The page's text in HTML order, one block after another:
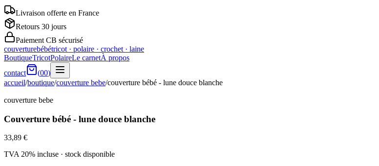
Livraison offerte en France
Retours 30 jours
Paiement CB sécurisé
couverturebébétricot · polaire · crochet · laine
BoutiqueTricotPolaireLe carnetÀ propos
contact
(00)
accueil/boutique/couverture bebe/couverture bébé - lune douce blanche
couverture bebe
Couverture bébé - lune douce blanche
33,89 €
TVA 20% incluse · stock disponible